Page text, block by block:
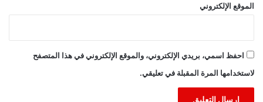
الموقع الإلكتروني
احفظ اسمي، بريدي الإلكتروني، والموقع الإلكتروني في هذا المتصفح
لاستخدامها المرة المقبلة في تعليقي.